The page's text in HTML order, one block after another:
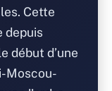
Cette
depuis
début d’une
Moscou-